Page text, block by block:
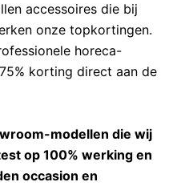
accessoires die bij
onze topkortingen.
horeca-
korting direct aan de
modellen die wij
op 100% werking en
occasion en